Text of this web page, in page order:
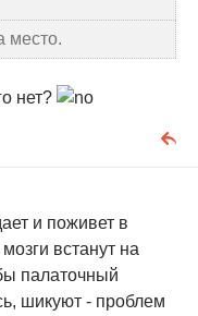
место.
нет?
и поживет в
встанут на
палаточный
шикуют - проблем